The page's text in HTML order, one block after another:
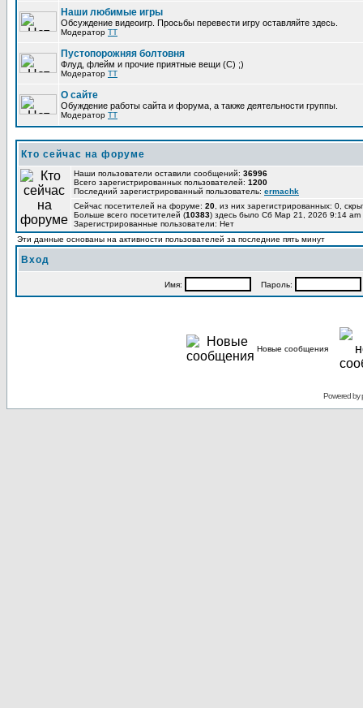
Наши любимые игры
Обсуждение видеоигр. Просьбы перевести игру оставляйте здесь.
Модератор TT
Пустопорожняя болтовня
Флуд, флейм и прочие приятные вещи (C) ;)
Модератор TT
О сайте
Обуждение работы сайта и форума, а также деятельности группы.
Модератор TT
Кто сейчас на форуме
Наши пользователи оставили сообщений: 36996
Всего зарегистрированных пользователей: 1200
Последний зарегистрированный пользователь: ermachk
Сейчас посетителей на форуме: 20 , из них зарегистрированных: 0,
Больше всего посетителей (10383) здесь было Сб Мар 21, 2026 9:14 am
Зарегистрированные пользователи: Нет
Эти данные основаны на активности пользователей за последние пять минут
Вход
Имя: Пароль:
Новые сообщения
Powered by